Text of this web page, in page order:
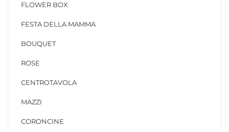
FLOWER BOX
FESTA DELLA MAMMA
BOUQUET
ROSE
CENTROTAVOLA
MAZZI
CORONCINE